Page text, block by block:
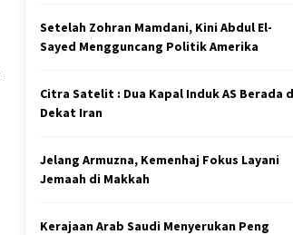
Setelah Zohran Mamdani, Kini Abdul El-
Sayed Mengguncang Politik Amerika
Citra Satelit : Dua Kapal Induk AS Berada
Dekat Iran
Jelang Armuzna, Kemenhaj Fokus Layani
Jemaah di Makkah
Kerajaan Arab Saudi Menyerukan Peng